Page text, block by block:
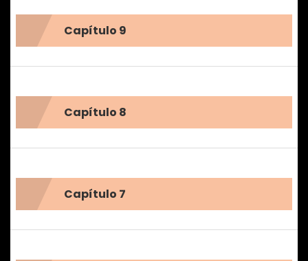
Capítulo 9
Capítulo 8
Capítulo 7